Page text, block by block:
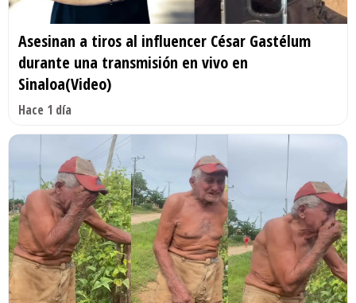
Asesinan a tiros al influencer César Gastélum
durante una transmisión en vivo en
Sinaloa(Video)
Hace 1 día